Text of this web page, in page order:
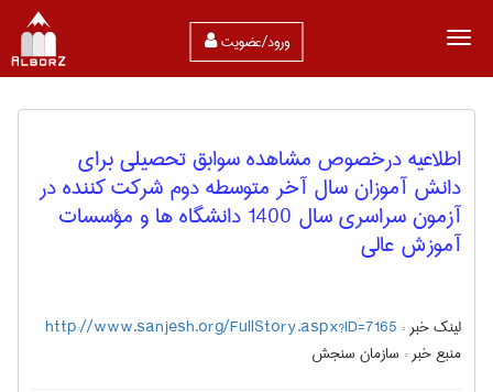
ورود/عضویت
اطلاعيه‌ درخصوص مشاهده سوابق تحصيلي برای
دانش آموزان سال آخر متوسطه دوم شرکت کننده در
آزمون‌ سراسري‌ سال‌ 1400 دانشگاه ها و مؤسسات‌
آموزش‌ عالي
لینک خبر : http://www.sanjesh.org/FullStory.aspx?ID=7165
منبع خبر : سازمان سنجش